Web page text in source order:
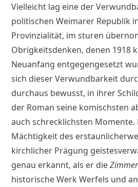
Vielleicht lag eine der
politischen Weimarer Republik
Provinzialität, im sturen
Obrigkeitsdenken, denen 1918
Neuanfang entgegengesetzt
sich dieser Verwundbarkeit
durchaus bewusst, in ihrer
der Roman seine komischsten
auch schrecklichsten Momente.
Mächtigkeit des
kirchlicher Prägung
genau erkannt, als er die
historische Werk Werfels und